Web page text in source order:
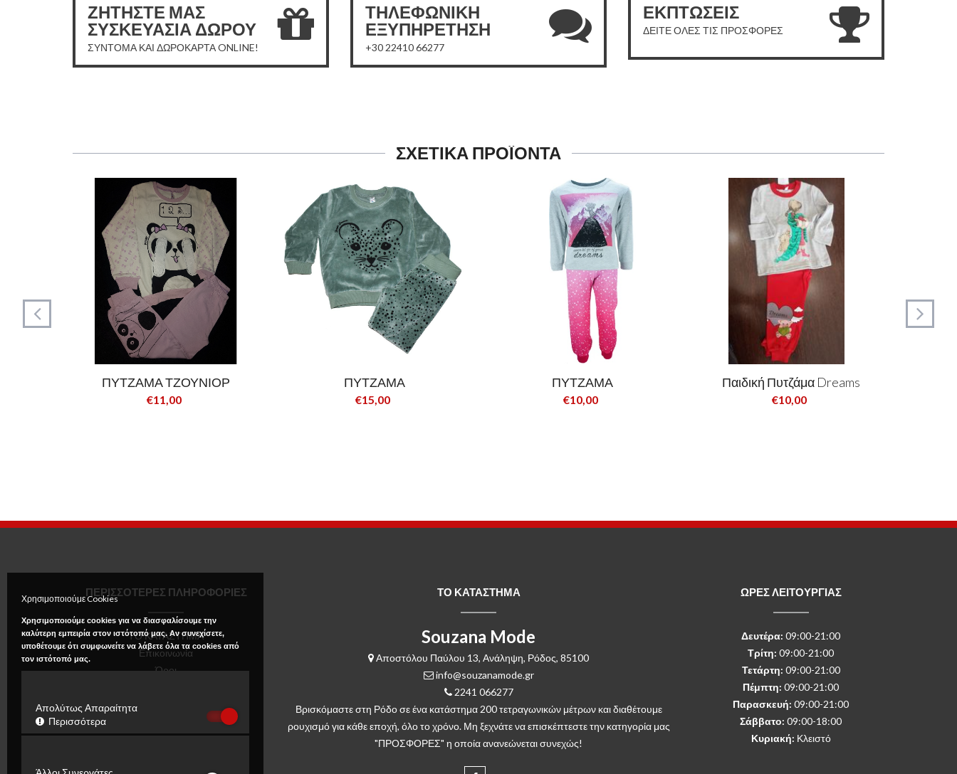
ΖΗΤΗΣΤΕ ΜΑΣ
ΣΥΣΚΕΥΑΣΙΑ ΔΩΡΟΥ
ΣΥΝΤΟΜΑ ΚΑΙ ΔΩΡΟΚΑΡΤΑ ONLINE!
ΤΗΛΕΦΩΝΙΚΗ
ΕΞΥΠΗΡΕΤΗΣΗ
+30 22410 66277
ΕΚΠΤΩΣΕΙΣ
ΔΕΙΤΕ ΟΛΕΣ ΤΙΣ ΠΡΟΣΦΟΡΕΣ
ΣΧΕΤΙΚΑ ΠΡΟΪΟΝΤΑ
ΠΥΤΖΑΜΑ ΤΖΟΥΝΙΟΡ
€11,00
ΠΥΤΖΑΜΑ
€15,00
ΠΥΤΖΑΜΑ
€10,00
Παιδική Πυτζάμα Dreams
€10,00
ΠΕΡΙΣΣΟΤΕΡΕΣ ΠΛΗΡΟΦΟΡΙΕΣ
ΤΟ ΚΑΤΑΣΤΗΜΑ
Επικοινωνία
Όροι
ΤΟ ΚΑΤΑΣΤΗΜΑ
Souzana Mode
Αποστόλου Παύλου 13, Ανάληψη, Ρόδος, 85100
info@souzanamode.gr
2241 066277
Βρισκόμαστε στη Ρόδο σε ένα κατάστημα 200 τετραγωνικών μέτρων και διαθέτουμε
ρουχισμό για κάθε εποχή, όλο το χρόνο. Μη ξεχνάτε να επισκέπτεστε την κατηγορία μας
"ΠΡΟΣΦΟΡΕΣ" η οποία ανανεώνεται συνεχώς!
ΩΡΕΣ ΛΕΙΤΟΥΡΓΙΑΣ
Δευτέρα: 09:00-21:00
Τρίτη: 09:00-21:00
Τετάρτη: 09:00-21:00
Πέμπτη: 09:00-21:00
Παρασκευή: 09:00-21:00
Σάββατο: 09:00-18:00
Κυριακή: Κλειστό
Χρησιμοποιούμε Cookies
Χρησιμοποιούμε cookies για να διασφαλίσουμε την
καλύτερη εμπειρία στον ιστότοπό μας. Αν συνεχίσετε,
υποθέτουμε ότι συμφωνείτε να λάβετε όλα τα cookies από
τον ιστότοπό μας.
Απολύτως Απαραίτητα
Περισσότερα